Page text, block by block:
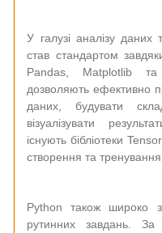
У галузі аналізу
став стандартом
Pandas, Matplotlib та
дозволяють ефективно
даних, будувати
візуалізувати
існують бібліотеки
створення та
Python також широко
рутинних завдань. За